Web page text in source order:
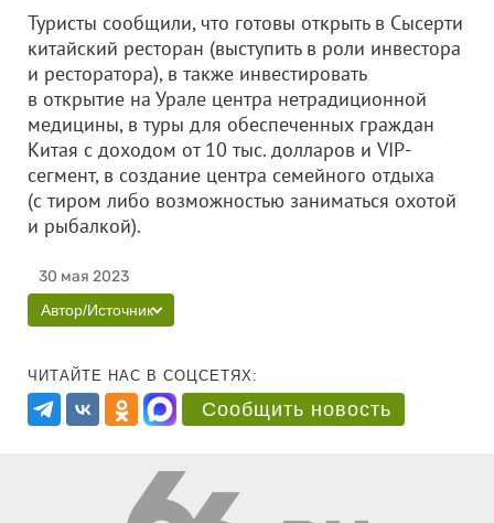
Туристы сообщили, что готовы открыть в Сысерти
китайский ресторан (выступить в роли инвестора
и ресторатора), в также инвестировать
в открытие на Урале центра нетрадиционной
медицины, в туры для обеспеченных граждан
Китая с доходом от 10 тыс. долларов и VIP-
сегмент, в создание центра семейного отдыха
(с тиром либо возможностью заниматься охотой
и рыбалкой).
30 мая 2023
Автор/Источник
ЧИТАЙТЕ НАС В СОЦСЕТЯХ:
Сообщить новость